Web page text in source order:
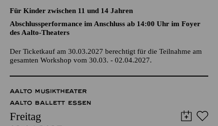
Der Ticketkauf am 30.03.2027 berechtigt für die Teilnahme am
gesamten Workshop vom 30.03. - 02.04.2027.
AALTO MUSIKTHEATER
AALTO BALLETT ESSEN
Freitag
02.04.2027
15:30 - 17:30